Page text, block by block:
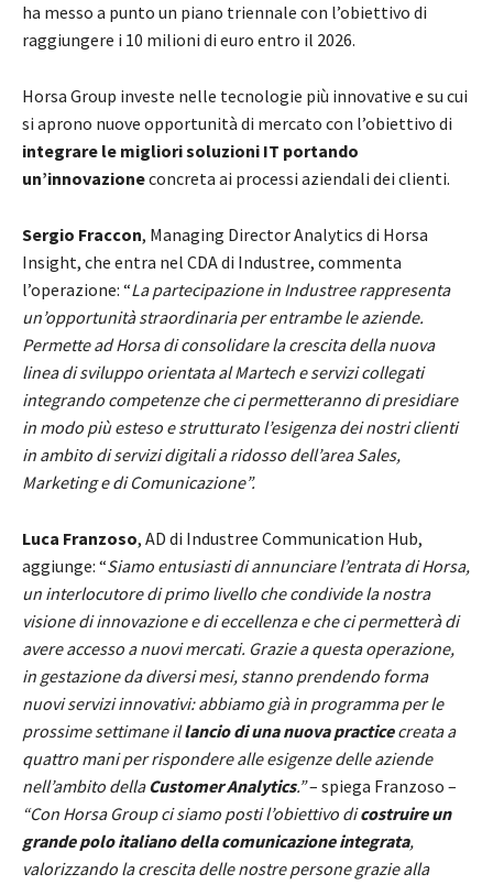
ha messo a punto un piano triennale con l’obiettivo di
raggiungere i 10 milioni di euro entro il 2026.
Horsa Group investe nelle tecnologie più innovative e su cui
si aprono nuove opportunità di mercato con l’obiettivo di
integrare le migliori soluzioni IT portando
un’innovazioneconcreta ai processi aziendali dei clienti.
Sergio Fraccon, Managing Director Analytics di Horsa
Insight, che entra nel CDA di Industree, commenta
l’operazione: “La partecipazione in Industree rappresenta
un’opportunità straordinaria per entrambe le aziende.
Permette ad Horsa di consolidare la crescita della nuova
linea di sviluppo orientata al Martech e servizi collegati
integrando competenze che ci permetteranno di presidiare
in modo più esteso e strutturato l’esigenza dei nostri clienti
in ambito di servizi digitali a ridosso dell’area Sales,
Marketing e di Comunicazione”.
Luca Franzoso, AD di Industree Communication Hub,
aggiunge: “Siamo entusiasti di annunciare l’entrata di Horsa,
un interlocutore di primo livello che condivide la nostra
visione di innovazione e di eccellenza e che ci permetterà di
avere accesso a nuovi mercati. Grazie a questa operazione,
in gestazione da diversi mesi, stanno prendendo forma
nuovi servizi innovativi: abbiamo già in programma per le
prossime settimaneillancio di una nuova practicecreata a
quattro mani per rispondere alle esigenze delle aziende
nell’ambito dellaCustomer Analytics.”– spiega Franzoso –
“Con Horsa Group ci siamo posti l’obiettivo dicostruire un
grande polo italiano della comunicazione integrata,
valorizzando la crescita delle nostre persone grazie alla